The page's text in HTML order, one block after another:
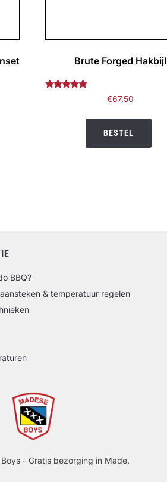
Brute Forged Hakbijl
€67.50
BESTEL
BBQ?
& temperatuur regelen
- Gratis bezorging in Made.